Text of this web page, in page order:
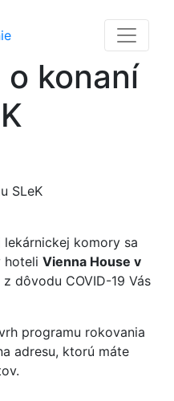
o konaní
lekárnickej komory sa
hoteli Vienna House v
dôvodu COVID-19 Vás
programu rokovania
adresu, ktorú máte